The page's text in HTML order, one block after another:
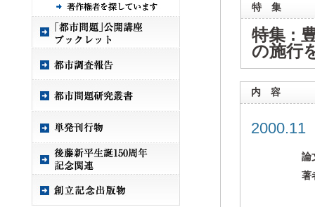
特 集
特集 :
の施行
内 容
論
著